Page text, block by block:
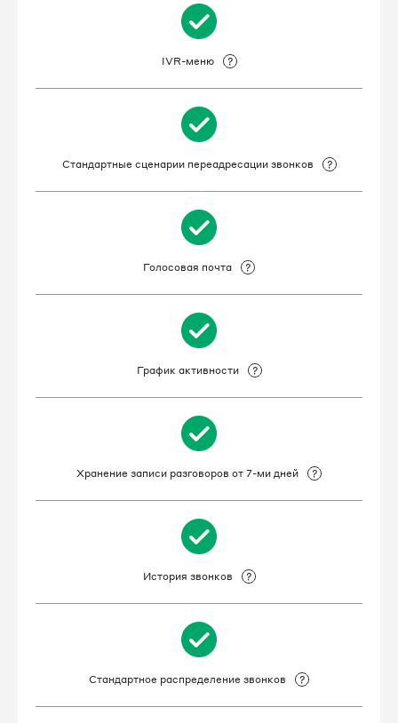
IVR-меню
Стандартные сценарии переадресации звонков
Голосовая почта
График активности
Хранение записи разговоров от 7-ми дней
История звонков
Стандартное распределение звонков